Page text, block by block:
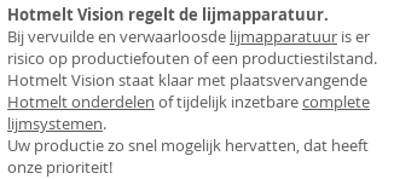
Hotmelt Vision regelt de lijmapparatuur.
Bij vervuilde en verwaarloosde lijmapparatuur is er
risico op productiefouten of een productiestilstand.
Hotmelt Vision staat klaar met plaatsvervangende
Hotmelt onderdelen of tijdelijk inzetbarecomplete
lijmsystemen.
Uw productie zo snel mogelijk hervatten, dat heeft
onze prioriteit!